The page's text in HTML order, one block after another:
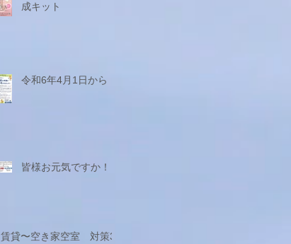
成キット
令和6年4月1日から
皆様お元気ですか！
賃貸〜空き家空室 対策3